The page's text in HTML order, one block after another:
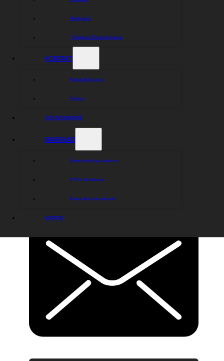
Historia
Träning/Öppen bana
KONTAKT
Kontakta oss
Press
SOUVENIRER
MARKNAD
Samarbetspartners
1947-klubben
Kontakta marknad
VIPEN